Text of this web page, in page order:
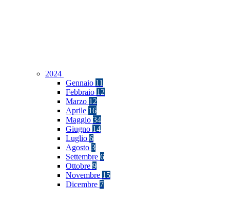
2024
Gennaio 11
Febbraio 12
Marzo 12
Aprile 16
Maggio 34
Giugno 14
Luglio 6
Agosto 3
Settembre 6
Ottobre 9
Novembre 15
Dicembre 7